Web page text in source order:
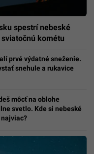
spestrí nebeské
kométu
prvé výdatné sneženie.
snehule a rukavice
môcť na oblohe
svetlo. Kde si nebeské